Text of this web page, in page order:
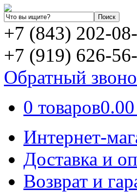
+7 (843) 202-
+7 (919) 626-
Обратный
0 товаров
Интернет-
Доставка и
Возврат и